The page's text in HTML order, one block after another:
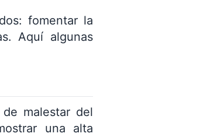
fomentar la
Aquí algunas
malestar del
una alta